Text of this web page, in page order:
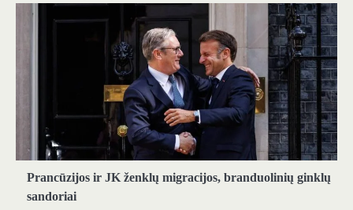
Prancūzijos ir JK ženklų migracijos, branduolinių ginklų
sandoriai